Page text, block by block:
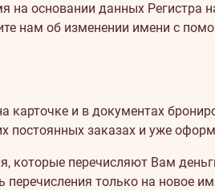
основании данных Регистра
нам об изменении имени с
и в документах
постоянных заказах и уже
которые перечисляют Вам
только на новое